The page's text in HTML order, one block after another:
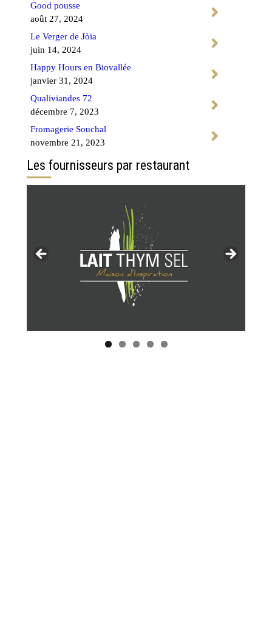
Good pousse
août 27, 2024
Le Verger de Jòïa
juin 14, 2024
Happy Hours en Biovallée
janvier 31, 2024
Qualiviandes 72
décembre 7, 2023
Fromagerie Souchal
novembre 21, 2023
Les fournisseurs par restaurant